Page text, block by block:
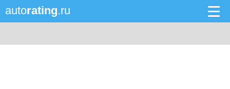
autorating.ru